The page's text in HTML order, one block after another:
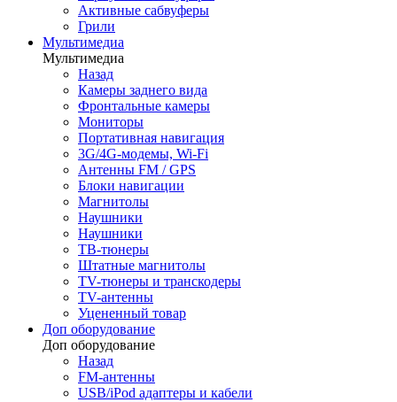
Активные сабвуферы
Грили
Мультимедиа
Мультимедиа
Назад
Камеры заднего вида
Фронтальные камеры
Мониторы
Портативная навигация
3G/4G-модемы, Wi-Fi
Антенны FM / GPS
Блоки навигации
Магнитолы
Наушники
Наушники
ТВ-тюнеры
Штатные магнитолы
TV-тюнеры и транскодеры
TV-антенны
Уцененный товар
Доп оборудование
Доп оборудование
Назад
FM-антенны
USB/iPod адаптеры и кабели